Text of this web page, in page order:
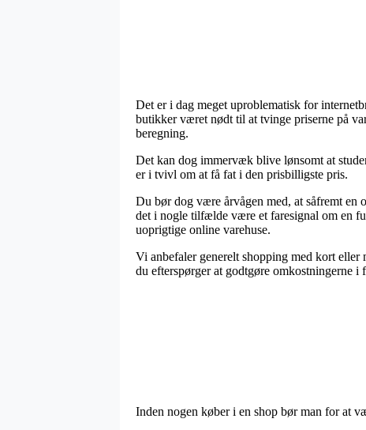
Det er i dag meget uproblematisk for
butikker været nødt til at tvinge priserne på
beregning.
Det kan dog immervæk blive lønsomt at
er i tvivl om at få fat i den prisbilligste pris.
Du bør dog være årvågen med, at såfremt en
det i nogle tilfælde være et faresignal om en
uoprigtige online varehuse.
Vi anbefaler generelt shopping med kort
du efterspørger at godtgøre omkostningerne i
Inden nogen køber i en shop bør man for at